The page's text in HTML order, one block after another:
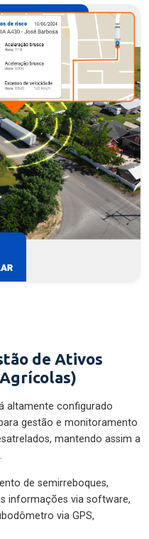
de Ativos
altamente configurado
gestão e monitoramento
mantendo assim a
de semirreboques,
informações via software,
via GPS,